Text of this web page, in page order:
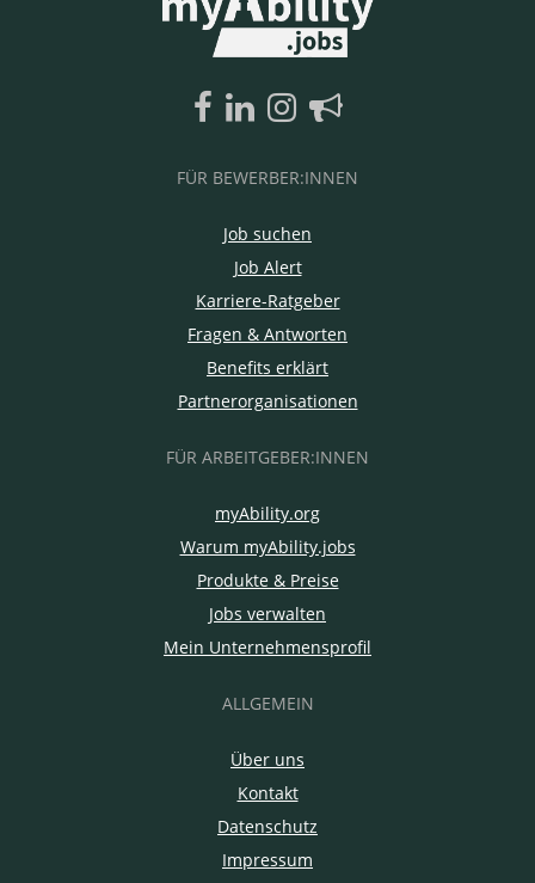
FÜR BEWERBER:INNEN
Job suchen
Job Alert
Karriere-Ratgeber
Fragen & Antworten
Benefits erklärt
Partnerorganisationen
FÜR ARBEITGEBER:INNEN
myAbility.org
Warum myAbility.jobs
Produkte & Preise
Jobs verwalten
Mein Unternehmensprofil
ALLGEMEIN
Über uns
Kontakt
Datenschutz
Impressum